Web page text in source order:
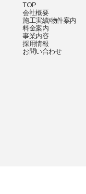
TOP
会社概要
施工実績/物件案内
料金案内
事業内容
採用情報
お問い合わせ